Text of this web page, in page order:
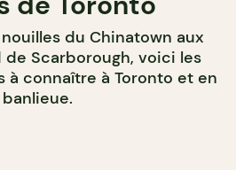
du Chinatown aux
Scarborough, voici les
à connaître à Toronto et en
banlieue.